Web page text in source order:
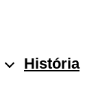
História